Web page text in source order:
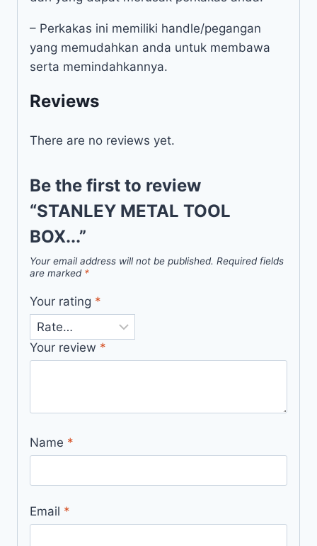
– Perkakas ini memiliki handle/pegangan
yang memudahkan anda untuk membawa
serta memindahkannya.
Reviews
There are no reviews yet.
Be the first to review
“STANLEY METAL TOOL
BOX...”
Your email address will not be published. Required fields
are marked *
Your rating *
Your review *
Name *
Email *